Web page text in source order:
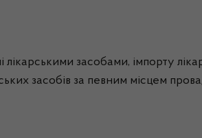
лікарськими засобами, імпорту
засобів за певним місцем